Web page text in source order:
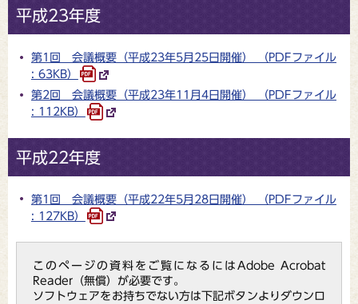
平成23年度
第1回 会議概要（平成23年5月25日開催） （PDFファイル
: 63KB）
第2回 会議概要（平成23年11月4日開催） （PDFファイル
: 112KB）
平成22年度
第1回 会議概要（平成22年5月28日開催） （PDFファイル
: 127KB）
このページの資料をご覧になるにはAdobe Acrobat
Reader（無償）が必要です。
ソフトウェアをお持ちでない方は下記ボタンよりダウンロ